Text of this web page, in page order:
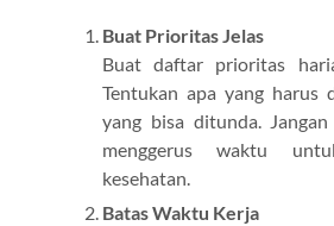
Buat Prioritas Jelas
Buat daftar prioritas
Tentukan apa yang harus
yang bisa ditunda.
menggerus waktu
kesehatan.
Batas Waktu Kerja